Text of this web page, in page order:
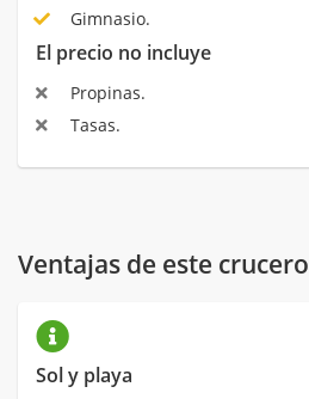
Gimnasio.
El precio no incluye
Propinas.
Tasas.
Ventajas de este crucero
Sol y playa